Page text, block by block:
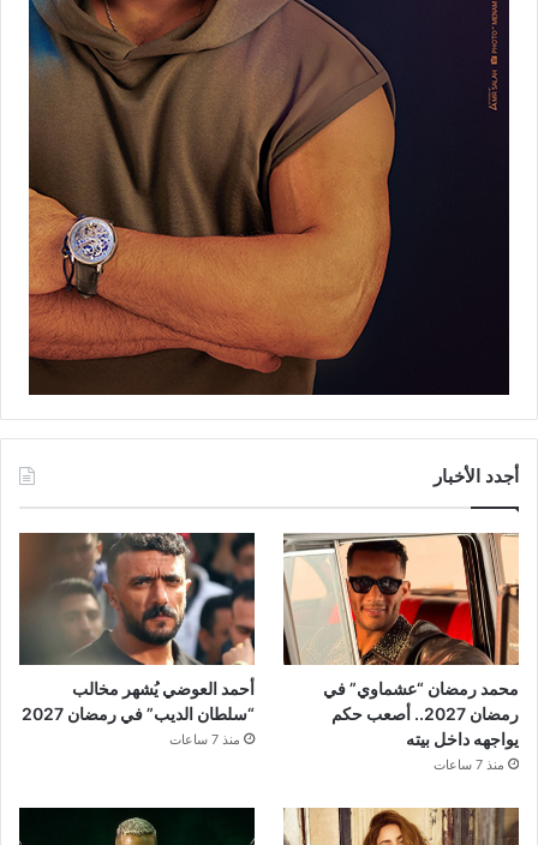
أجدد الأخبار
محمد رمضان “عشماوي” في
رمضان 2027.. أصعب حكم
يواجهه داخل بيته
منذ 7 ساعات
أحمد العوضي يُشهر مخالب
“سلطان الديب” في رمضان 2027
منذ 7 ساعات